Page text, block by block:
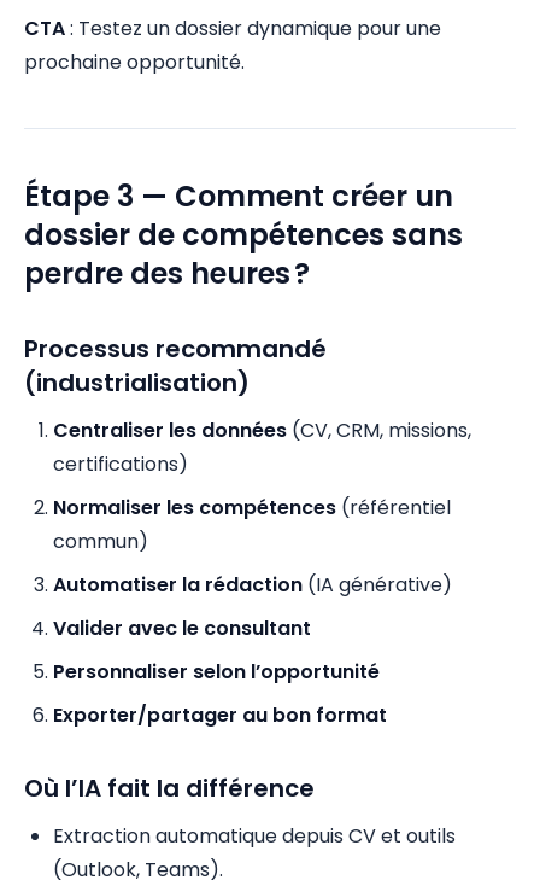
CTA: Testez un dossier dynamique pour une
prochaine opportunité.
Étape 3 — Comment créer un
dossier de compétences sans
perdre des heures ?
Processus recommandé
(industrialisation)
Centraliser les données (CV, CRM, missions,
certifications)
Normaliser les compétences (référentiel
commun)
Automatiser la rédaction (IA générative)
Valider avec le consultant
Personnaliser selon l’opportunité
Exporter/partager au bon format
Où l’IA fait la différence
Extraction automatique depuis CV et outils
(Outlook, Teams).